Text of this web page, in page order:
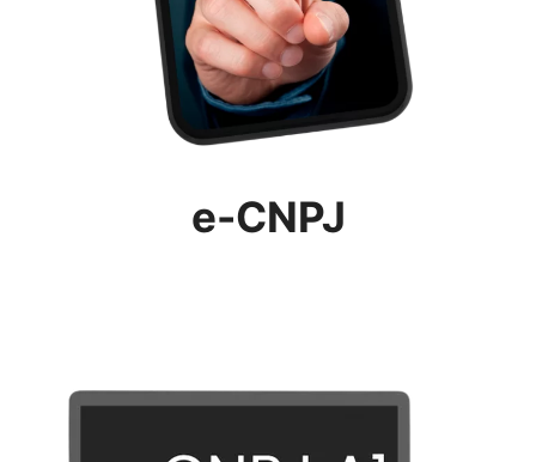
e-CNPJ